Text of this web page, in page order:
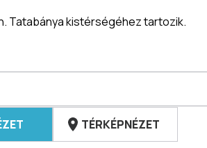
Tatabánya kistérségéhez tartozik.
TÉRKÉPNÉZET